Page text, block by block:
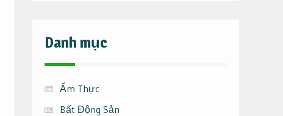
Danh mục
Ẩm Thực
Bất Động Sản